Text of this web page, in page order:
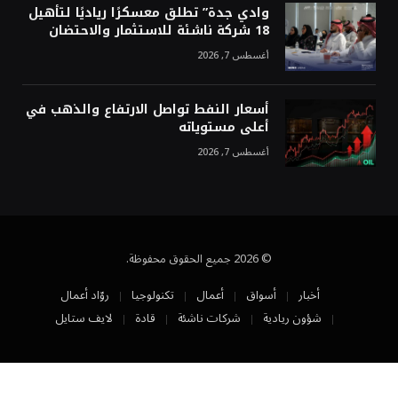
وادي جدة” تطلق معسكرًا رياديًا لتأهيل
18 شركة ناشئة للاستثمار والاحتضان
أغسطس 7, 2026
أسعار النفط تواصل الارتفاع والذهب في
أعلى مستوياته
أغسطس 7, 2026
© 2026 جميع الحقوق محفوظة.
أخبار
أسواق أعمال تكنولوجيا
روّاد أعمال
شؤون ريادية
شركات ناشئة قادة لايف ستايل